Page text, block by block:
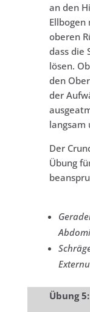
an den
Ellbogen
oberen
dass die
lösen.
den
der
langsam
Der
Übung
Übung